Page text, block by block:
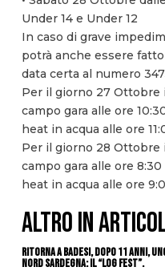
Under 14 e Under 12
In caso di grave
potrà anche essere
data certa al numero
Per il giorno 27
campo gara alle ore
heat in acqua alle ore
Per il giorno 28
campo gara alle ore
heat in acqua alle ore
ALTRO IN
Ritorna a Badesi, dopo 11 anni,
nord Sardegna: il “Log Fest”.